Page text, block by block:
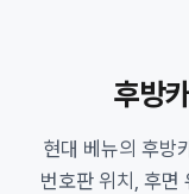
후방
현대 베뉴의 후방
번호판 위치, 후면